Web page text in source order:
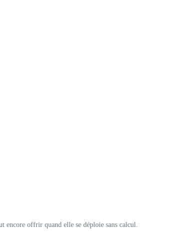
encore offrir quand elle se déploie sans calcul.